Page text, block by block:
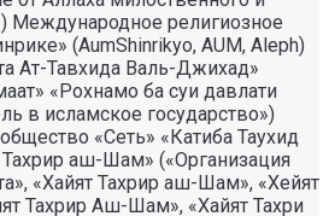
религиозное
(AumShinrikyo, AUM, Aleph)
Ат-Тавхида Валь-Джихад»
«Рохнамо ба суи давлати
в исламское государство»)
«Сеть» «Катиба Таухид
аш-Шам» («Организация
«Хайят Тахрир аш-Шам», «Хейят
Тахрир Аш-Шам», «Хайят Тахри